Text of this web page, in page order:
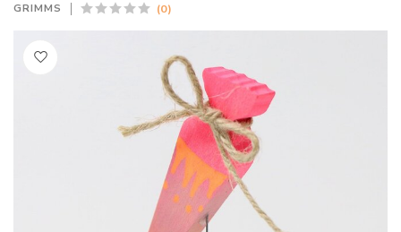
GRIMMS (0)